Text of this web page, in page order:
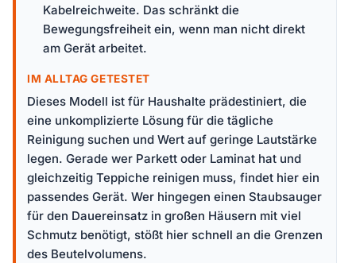
Kabelreichweite. Das schränkt die
Bewegungsfreiheit ein, wenn man nicht direkt
am Gerät arbeitet.
IM ALLTAG GETESTET
Dieses Modell ist für Haushalte prädestiniert, die
eine unkomplizierte Lösung für die tägliche
Reinigung suchen und Wert auf geringe Lautstärke
legen. Gerade wer Parkett oder Laminat hat und
gleichzeitig Teppiche reinigen muss, findet hier ein
passendes Gerät. Wer hingegen einen Staubsauger
für den Dauereinsatz in großen Häusern mit viel
Schmutz benötigt, stößt hier schnell an die Grenzen
des Beutelvolumens.